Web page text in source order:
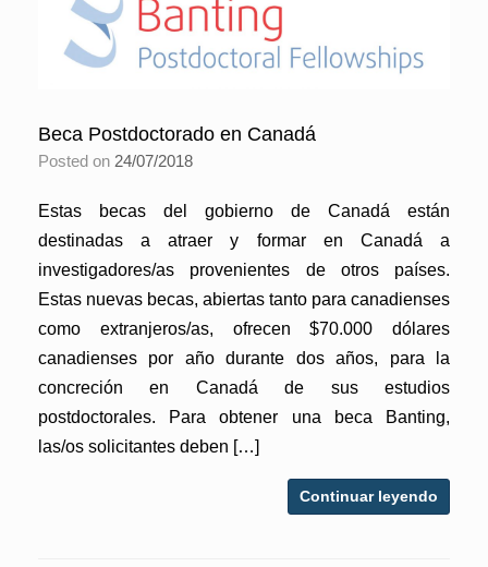
Beca Postdoctorado en Canadá
Posted on 24/07/2018
Estas becas del gobierno de Canadá están
destinadas a atraer y formar en Canadá a
investigadores/as provenientes de otros países.
Estas nuevas becas, abiertas tanto para canadienses
como extranjeros/as, ofrecen $70.000 dólares
canadienses por año durante dos años, para la
concreción en Canadá de sus estudios
postdoctorales. Para obtener una beca Banting,
las/os solicitantes deben […]
Continuar leyendo